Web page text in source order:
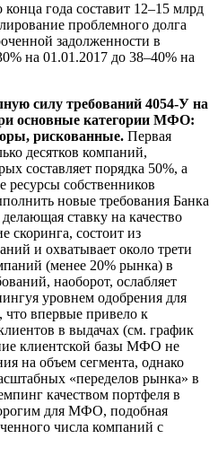
года составит 12–15 млрд
проблемного долга
задолженности в
на 01.01.2017 до 38–40% на
силу требований 4054-У на
основные категории МФО:
рискованные. Первая
десятков компаний,
составляет порядка 50%, а
ресурсы собственников
новые требования Банка
ставку на качество
скоринга, состоит из
и охватывает около трети
(менее 20% рынка) в
наоборот, ослабляет
уровнем одобрения для
впервые привело к
в выдачах (см. график
клиентской базы МФО не
на объем сегмента, однако
«переделов рынка» в
качеством портфеля в
для МФО, подобная
числа компаний с